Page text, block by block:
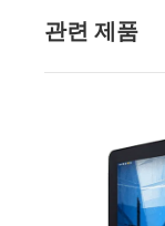
관련 제품